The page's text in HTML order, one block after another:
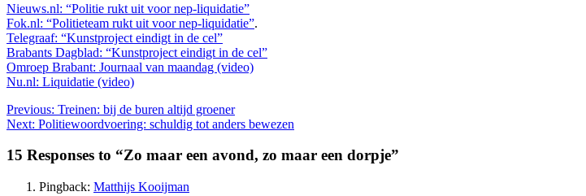
Nieuws.nl: “Politie rukt uit voor nep-liquidatie”
Fok.nl: “Politieteam rukt uit voor nep-liquidatie”.
Telegraaf: “Kunstproject eindigt in de cel”
Brabants Dagblad: “Kunstproject eindigt in de cel”
Omroep Brabant: Journaal van maandag (video)
Nu.nl: Liquidatie (video)
Previous: Treinen: bij de buren altijd groener
Next: Politiewoordvoering: schuldig tot anders bewezen
15 Responses to “Zo maar een avond, zo maar een dorpje”
Pingback: Matthijs Kooijman